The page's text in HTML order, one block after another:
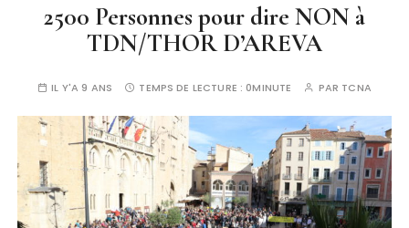
2500 Personnes pour dire NON à
TDN/THOR D’AREVA
IL Y'A 9 ANS TEMPS DE LECTURE : 0MINUTE PAR TCNA